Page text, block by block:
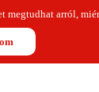
megtudhat arról,